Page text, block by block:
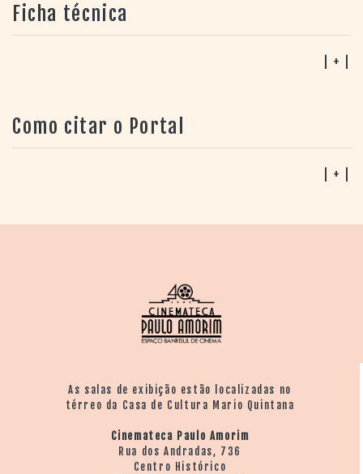
Ficha técnica
| + |
Como citar o Portal
| + |
As salas de exibição estão localizadas no
térreo da Casa de Cultura Mario Quintana
Cinemateca Paulo Amorim
Rua dos Andradas, 736
Centro Histórico